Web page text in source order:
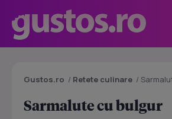
Gustos.ro / Retete culinare /
Sarmalute cu bulgur